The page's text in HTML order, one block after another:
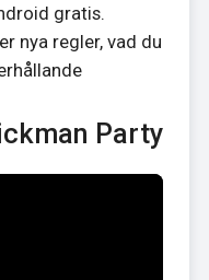
gratis.
nya regler, vad du
Party